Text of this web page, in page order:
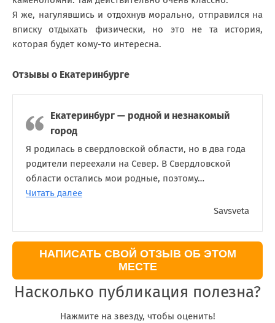
Я же, нагулявшись и отдохнув морально, отправился на
вписку отдыхать физически, но это не та история,
которая будет кому-то интересна.
Отзывы о Екатеринбурге
Екатеринбург — родной и незнакомый
город
Я родилась в свердловской области, но в два года
родители переехали на Север. В Свердловской
области остались мои родные, поэтому…
Читать далее
Savsveta
НАПИСАТЬ СВОЙ ОТЗЫВ ОБ ЭТОМ
МЕСТЕ
Насколько публикация полезна?
Нажмите на звезду, чтобы оценить!